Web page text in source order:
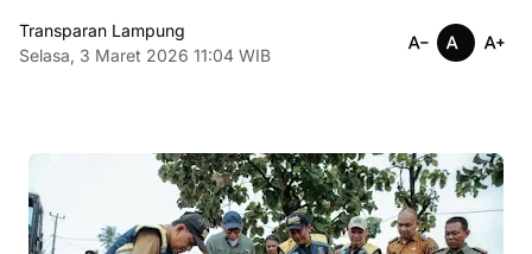
Transparan Lampung
Selasa, 3 Maret 2026 11:04 WIB